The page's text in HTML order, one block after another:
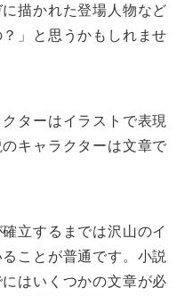
描かれた登場人物など
」と思うかもしれませ
ターはイラストで表現
キャラクターは文章で
立するまでは沢山のイ
ことが普通です。小説
はいくつかの文章が必